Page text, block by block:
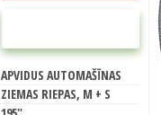
APVIDUS AUTOMAŠĪNAS
ZIEMAS RIEPAS, M + S